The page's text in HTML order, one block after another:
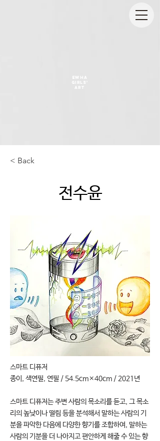
EWHA
GIRLS'
ART
< Back
전수윤
스마트 디퓨저
종이, 색연필, 연필 / 54.5cm×40cm / 2021년
스마트 디퓨저는 주변 사람의 목소리를 듣고, 그 목소
리의 높낮이나 떨림 등을 분석해서 말하는 사람의 기
분을 파악한 다음에 다양한 향기를 조합하여, 말하는
사람의 기분을 더 나아지고 편안하게 해줄 수 있는 향